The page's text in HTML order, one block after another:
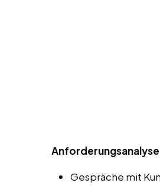
Gespräche mit